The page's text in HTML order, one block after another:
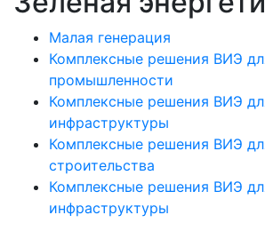
Малая генерация
Комплексные решения ВИЭ
промышленности
Комплексные решения ВИЭ
инфраструктуры
Комплексные решения ВИЭ
строительства
Комплексные решения ВИЭ
инфраструктуры